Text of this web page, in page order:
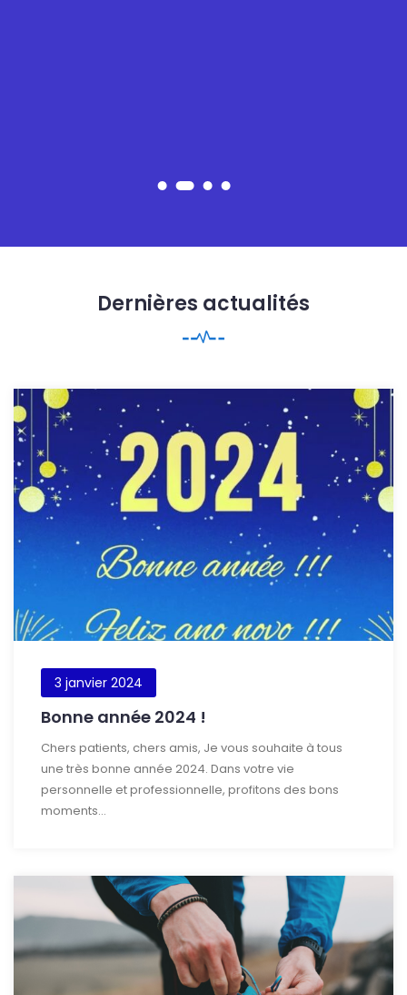
Dernières actualités
3 janvier 2024
Bonne année 2024 !
Chers patients, chers amis, Je vous souhaite à tous
une très bonne année 2024. Dans votre vie
personnelle et professionnelle, profitons des bons
moments...